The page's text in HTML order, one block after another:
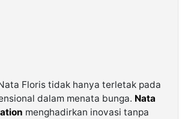
Floris tidak hanya terletak pada
dalam menata bunga. Nata
menghadirkan inovasi tanpa